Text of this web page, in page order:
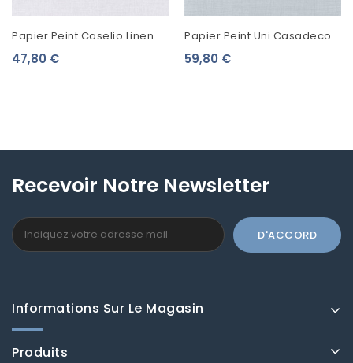
Papier Peint Caselio Linen 2
Gris 68529087
47,80 €
Papier Peint Uni Casadeco
Tweed Céleste 85476144
59,80 €
Recevoir Notre Newsletter
Informations Sur Le Magasin
Produits